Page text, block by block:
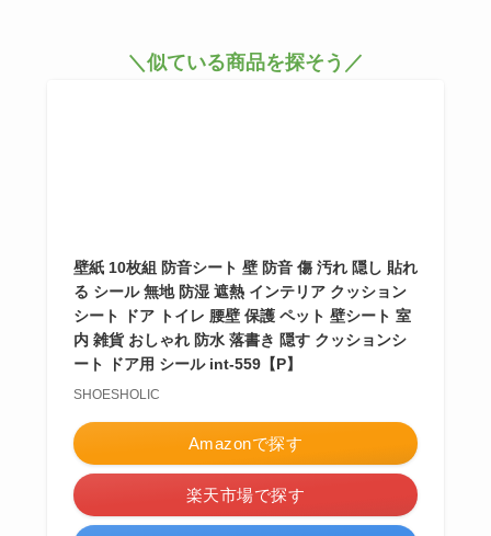
＼似ている商品を探そう／
壁紙 10枚組 防音シート 壁 防音 傷 汚れ 隠し 貼れ
る シール 無地 防湿 遮熱 インテリア クッション
シート ドア トイレ 腰壁 保護 ペット 壁シート 室
内 雑貨 おしゃれ 防水 落書き 隠す クッションシ
ート ドア用 シール int-559【P】
SHOESHOLIC
Amazonで探す
楽天市場で探す